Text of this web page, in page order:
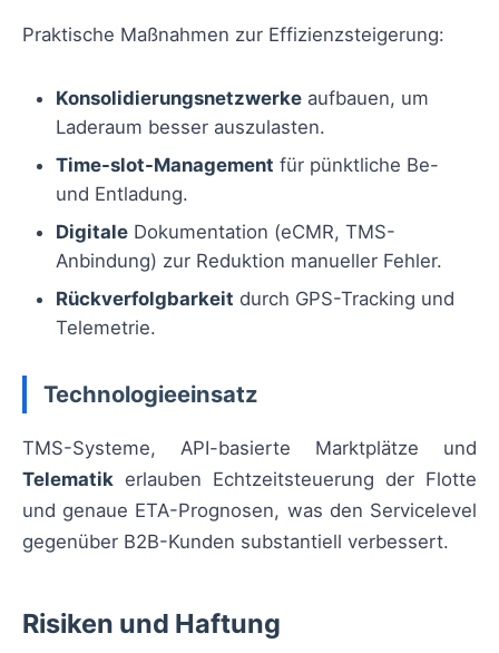
Praktische Maßnahmen zur Effizienzsteigerung:
Konsolidierungsnetzwerke aufbauen, um
Laderaum besser auszulasten.
Time-slot-Management für pünktliche Be-
und Entladung.
Digitale Dokumentation (eCMR, TMS-
Anbindung) zur Reduktion manueller Fehler.
Rückverfolgbarkeit durch GPS-Tracking und
Telemetrie.
Technologieeinsatz
TMS-Systeme, API-basierte Marktplätze und
Telematik erlauben Echtzeitsteuerung der Flotte
und genaue ETA-Prognosen, was den Servicelevel
gegenüber B2B-Kunden substantiell verbessert.
Risiken und Haftung